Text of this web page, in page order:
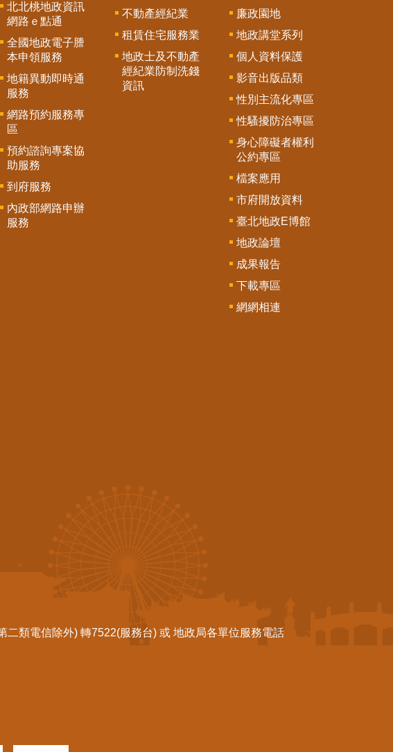
北北桃地政資訊
網路ｅ點通
全國地政電子謄
本申領服務
地籍異動即時通
服務
網路預約服務專
區
預約諮詢專案協
助服務
到府服務
內政部網路申辦
服務
不動產經紀業
租賃住宅服務業
地政士及不動產
經紀業防制洗錢
資訊
廉政園地
地政講堂系列
個人資料保護
影音出版品類
性別主流化專區
性騷擾防治專區
身心障礙者權利
公約專區
檔案應用
市府開放資料
臺北地政E博館
地政論壇
成果報告
下載專區
網網相連
二類電信除外) 轉7522(服務台) 或 地政局各單位服務電話